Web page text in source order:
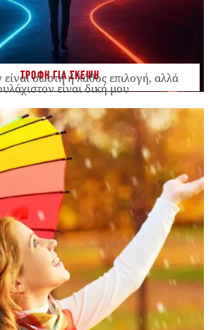
ΤΡΟΦΗ ΓΙΑ ΣΚΕΨΗ
σωστή ή λάθος επιλογή, αλλά
είναι δική μου